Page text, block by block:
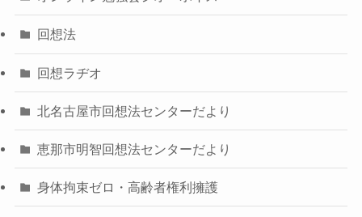
回想法
回想ラヂオ
北名古屋市回想法センターだより
恵那市明智回想法センターだより
身体拘束ゼロ・高齢者権利擁護